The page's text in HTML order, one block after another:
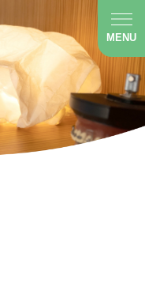
MENU